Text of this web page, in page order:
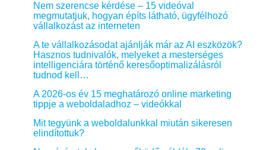
Nem szerencse kérdése – 15 videóval
megmutatjuk, hogyan építs látható, ügyfélhozó
vállalkozást az interneten
A te vállalkozásodat ajánlják már az AI eszközök?
Hasznos tudnivalók, melyeket a mesterséges
intelligenciára történő keresőoptimalizálásról
tudnod kell…
A 2026-os év 15 meghatározó online marketing
tippje a weboldaladhoz – videókkal
Mit tegyünk a weboldalunkkal miután sikeresen
elindítottuk?